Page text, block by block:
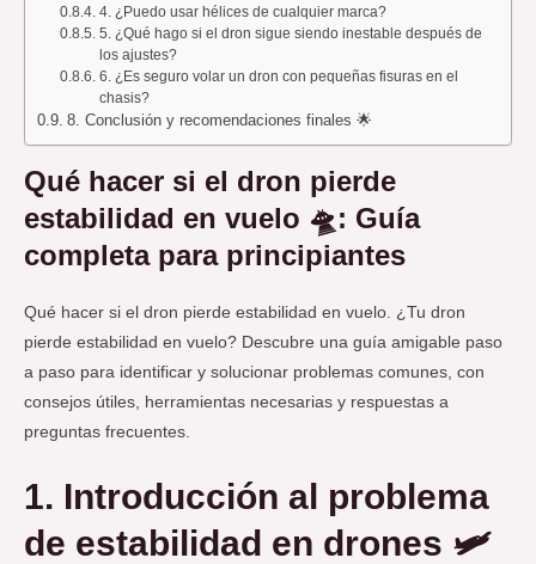
4. ¿Puedo usar hélices de cualquier marca?
5. ¿Qué hago si el dron sigue siendo inestable después de
los ajustes?
6. ¿Es seguro volar un dron con pequeñas fisuras en el
chasis?
8. Conclusión y recomendaciones finales 🌟
Qué hacer si el dron pierde
estabilidad en vuelo 🛸: Guía
completa para principiantes
Qué hacer si el dron pierde estabilidad en vuelo. ¿Tu dron
pierde estabilidad en vuelo? Descubre una guía amigable paso
a paso para identificar y solucionar problemas comunes, con
consejos útiles, herramientas necesarias y respuestas a
preguntas frecuentes.
1. Introducción al problema
de estabilidad en drones 🛩️